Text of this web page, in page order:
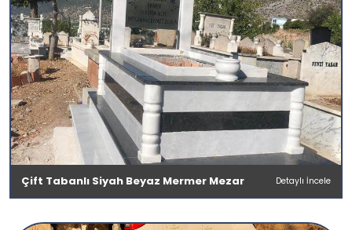
Çift Tabanlı Siyah Beyaz Mermer Mezar Detaylı İncele